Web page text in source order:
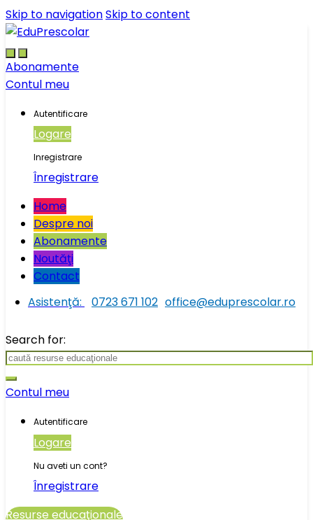
Skip to navigationSkip to content
Abonamente
Contul meu
Autentificare
Logare
Inregistrare
Înregistrare
Home
Despre noi
Abonamente
Noutăţi
Contact
Asistenţă:
0723 671 102 office@eduprescolar.ro
Search for:
Contul meu
Autentificare
Logare
Nu aveti un cont?
Înregistrare
Resurse educaţionale